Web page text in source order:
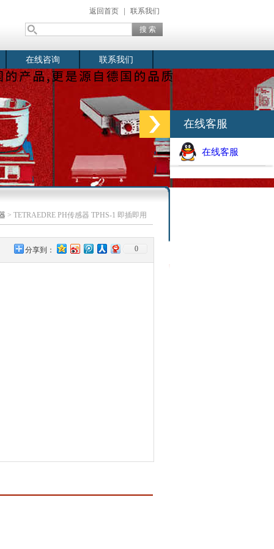
返回首页 联系我们
在线咨询 联系我们
> TETRAEDRE PH传感器 TPHS-1 即插即用
分享到： 0
在线客服
在线客服